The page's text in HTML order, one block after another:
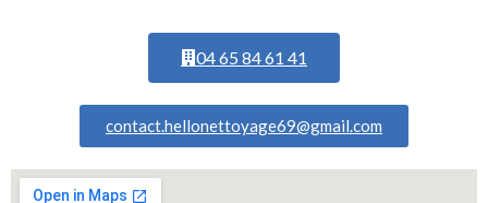
04 65 84 61 41
contact.hellonettoyage69@gmail.com